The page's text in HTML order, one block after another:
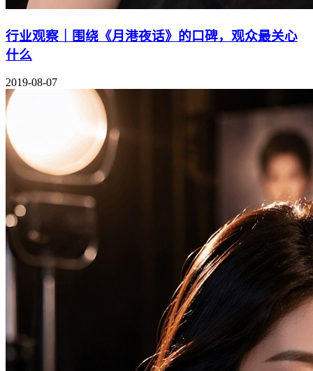
行业观察｜围绕《月港夜话》的口碑，观众最关心
什么
2019-08-07